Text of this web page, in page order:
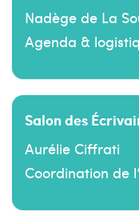
Nadège de La
Agenda &
Salon des
Aurélie Ciffrati
Coordination de